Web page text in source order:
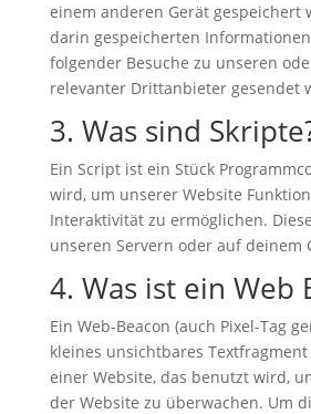
einem anderen Gerät gespeichert
darin gespeicherten
folgender Besuche zu unseren
relevanter Drittanbieter gesendet
3. Was sind
Ein Script ist ein Stück
wird, um unserer Website
Interaktivität zu ermöglichen.
unseren Servern oder auf deinem
4. Was ist ein Web
Ein Web-Beacon (auch Pixel-Tag
kleines unsichtbares
einer Website, das benutzt wird,
der Website zu überwachen. Um